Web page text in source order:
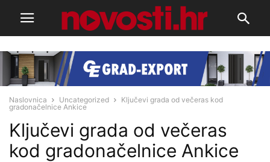
Naslovnica Uncategorized
Ključevi grada od večeras kod
gradonačelnice Ankice
Ključevi grada od večeras
kod gradonačelnice Ankice